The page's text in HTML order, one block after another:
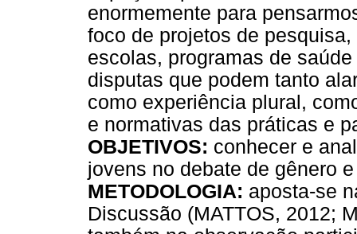
enormemente para
foco de projetos de
escolas, programas de
disputas que podem tanto
como experiência plural,
e normativas das práticas e
OBJETIVOS: conhecer e
jovens no debate de gênero
METODOLOGIA: aposta-se
Discussão (MATTOS, 2012;